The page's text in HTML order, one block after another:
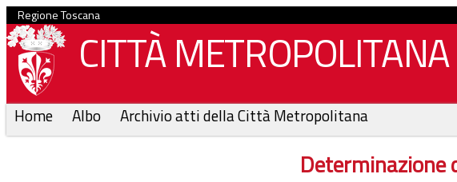
Regione Toscana
CITTÀ
Home Albo Archivio atti della Città Metropolitana